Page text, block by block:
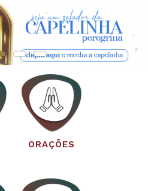
ORAÇÕES